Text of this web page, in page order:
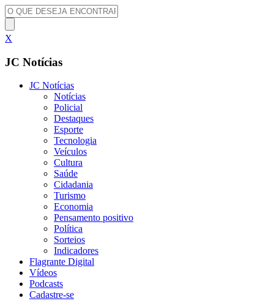
X
JC Notícias
JC Notícias
Notícias
Policial
Destaques
Esporte
Tecnologia
Veículos
Cultura
Saúde
Cidadania
Turismo
Economia
Pensamento positivo
Política
Sorteios
Indicadores
Flagrante Digital
Vídeos
Podcasts
Cadastre-se